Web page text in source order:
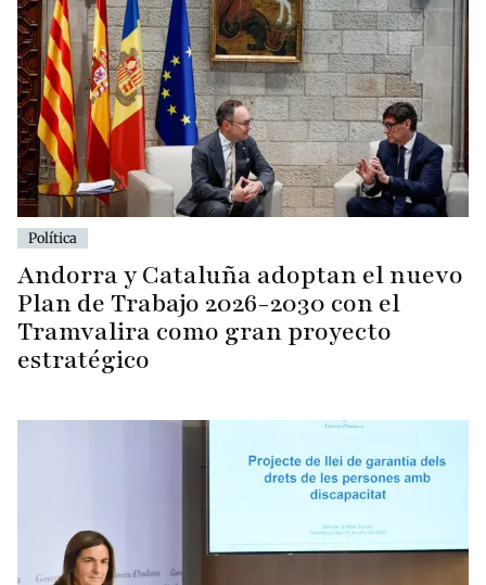
Política
Andorra y Cataluña adoptan el nuevo
Plan de Trabajo 2026-2030 con el
Tramvalira como gran proyecto
estratégico